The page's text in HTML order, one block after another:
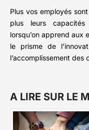
Plus vos employés
plus leurs capacités
lorsqu’on apprend aux
le prisme de
l’accomplissement des
A LIRE SUR LE